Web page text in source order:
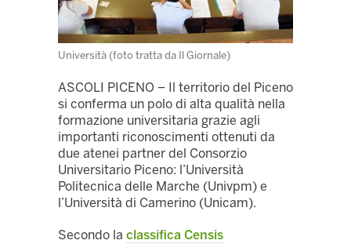
Università (foto tratta da Il Giornale)
ASCOLI PICENO – Il territorio del Piceno
si conferma un polo di alta qualità nella
formazione universitaria grazie agli
importanti riconoscimenti ottenuti da
due atenei partner del Consorzio
Universitario Piceno: l’Università
Politecnica delle Marche (Univpm) e
l’Università di Camerino (Unicam).
Secondo la classifica Censis